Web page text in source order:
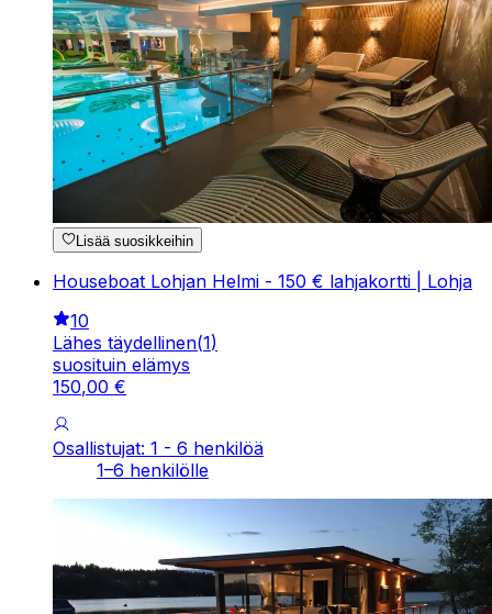
Lisää suosikkeihin
Houseboat Lohjan Helmi - 150 € lahjakortti | Lohja
10
Lähes täydellinen(1)
suosituin elämys
150,00 €
Osallistujat: 1 - 6 henkilöä
1–6 henkilölle